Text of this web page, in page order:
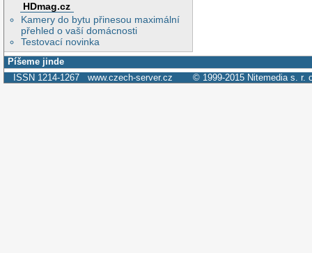
HDmag.cz
Kamery do bytu přinesou maximální
přehled o vaší domácnosti
Testovací novinka
Píšeme jinde
ISSN 1214-1267 www.czech-server.cz © 1999-2015 Nitemedia s. r.